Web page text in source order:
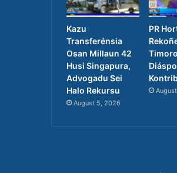
Kazu
Transferénsia
Osan Millaun 42
Husi Singapura,
Advogadu Sei
Halo Rekursu
August 5, 2026
PR